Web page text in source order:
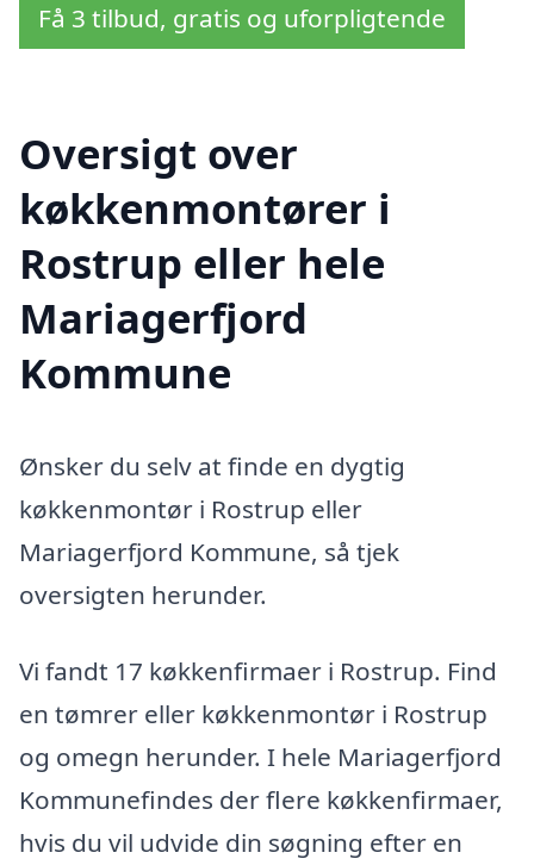
Få 3 tilbud, gratis og uforpligtende
Oversigt over
køkkenmontører i
Rostrup eller hele
Mariagerfjord
Kommune
Ønsker du selv at finde en dygtig
køkkenmontør i Rostrup eller
Mariagerfjord Kommune, så tjek
oversigten herunder.
Vi fandt 17 køkkenfirmaer i Rostrup. Find
en tømrer eller køkkenmontør i Rostrup
og omegn herunder. I hele Mariagerfjord
Kommunefindes der flere køkkenfirmaer,
hvis du vil udvide din søgning efter en